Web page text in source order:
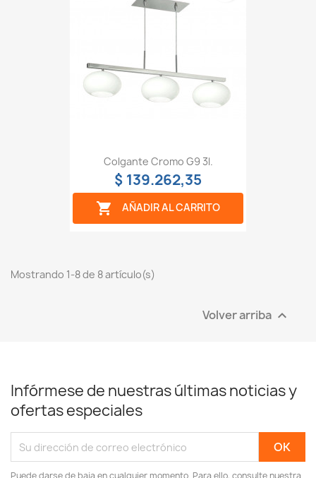
Colgante Cromo G9 3l.
$ 139.262,35
 AÑADIR AL CARRITO
Mostrando 1-8 de 8 artículo(s)
Volver arriba 
Infórmese de nuestras últimas noticias y
ofertas especiales